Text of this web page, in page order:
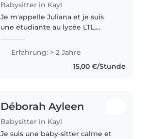
Babysitter in Kayl
Je m'appelle Juliana et je suis
une étudiante au lycée LTL,
avec des enfants . J'ai 18 ans, j'ai
deux petits frères. J'ai déjà
travaillé comme stagiere..
Erfahrung: > 2 Jahre
15,00 €/Stunde
Déborah Ayleen
Babysitter in Kayl
Je suis une baby-sitter calme et